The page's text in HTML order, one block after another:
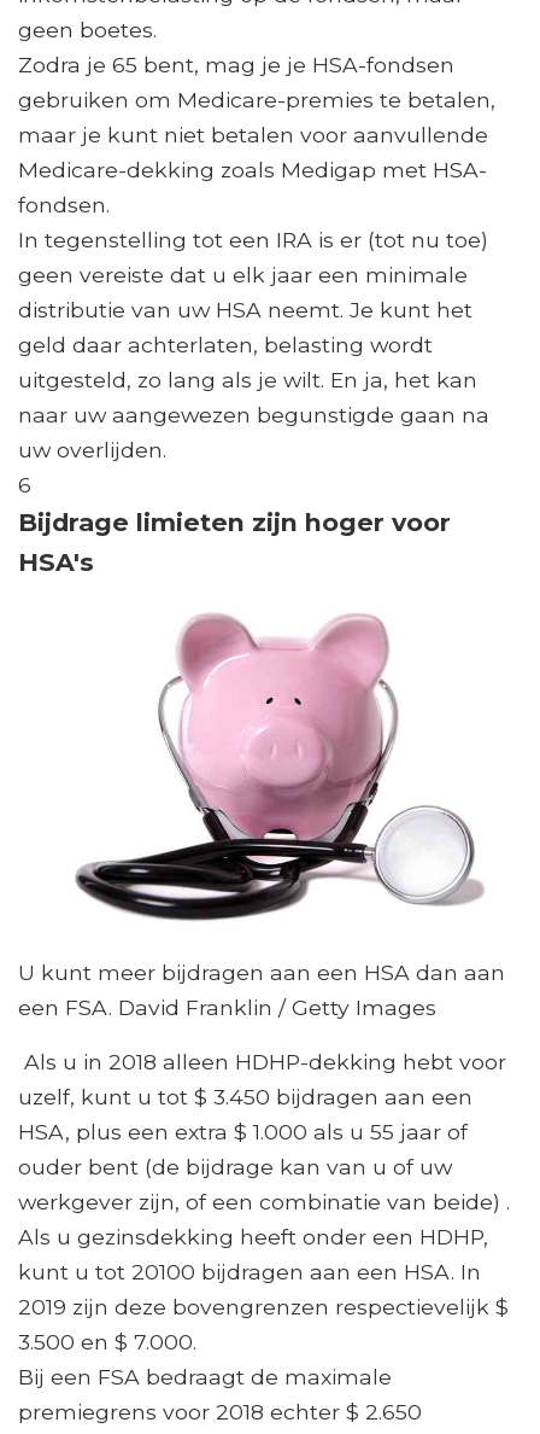
geen boetes.
Zodra je 65 bent, mag je je HSA-fondsen
gebruiken om Medicare-premies te betalen,
maar je kunt niet betalen voor aanvullende
Medicare-dekking zoals Medigap met HSA-
fondsen.
In tegenstelling tot een IRA is er (tot nu toe)
geen vereiste dat u elk jaar een minimale
distributie van uw HSA neemt. Je kunt het
geld daar achterlaten, belasting wordt
uitgesteld, zo lang als je wilt. En ja, het kan
naar uw aangewezen begunstigde gaan na
uw overlijden.
6
Bijdrage limieten zijn hoger voor
HSA's
U kunt meer bijdragen aan een HSA dan aan
een FSA. David Franklin / Getty Images
Als u in 2018 alleen HDHP-dekking hebt voor
uzelf, kunt u tot $ 3.450 bijdragen aan een
HSA, plus een extra $ 1.000 als u 55 jaar of
ouder bent (de bijdrage kan van u of uw
werkgever zijn, of een combinatie van beide) .
Als u gezinsdekking heeft onder een HDHP,
kunt u tot 20100 bijdragen aan een HSA. In
2019 zijn deze bovengrenzen respectievelijk $
3.500 en $ 7.000.
Bij een FSA bedraagt ​​de maximale
premiegrens voor 2018 echter $ 2.650